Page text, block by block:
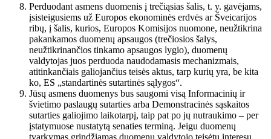
Perduodant asmens duomenis į trečiąsias šalis, t. y. gavėjams,
įsisteigusiems už Europos ekonominės erdvės ar Šveicarijos
ribų, į šalis, kurios, Europos Komisijos nuomone, neužtikrina
pakankamos duomenų apsaugos (trečiosios šalys,
neužtikrinančios tinkamo apsaugos lygio), duomenų
valdytojas juos perduoda naudodamasis mechanizmais,
atitinkančiais galiojančius teisės aktus, tarp kurių yra, be kita
ko, ES „standartinės sutartinės sąlygos“.
Jūsų asmens duomenys bus saugomi visą Informacinių ir
švietimo paslaugų sutarties arba Demonstracinės sąskaitos
sutarties galiojimo laikotarpį, taip pat po jų nutraukimo – per
įstatymuose nustatytą senaties terminą. Jeigu duomenų
tvarkymas grindžiamas duomenų valdytojo teisėtu interesu,